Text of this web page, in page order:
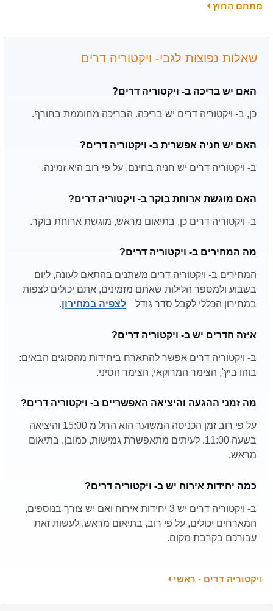
מתחם החוץ
שאלות נפוצות לגבי- ויקטוריה דרים
האם יש בריכה ב- ויקטוריה דרים?
כן, ב- ויקטוריה דרים יש בריכה. הבריכה מחוממת בחורף.
האם יש חניה אפשרית ב- ויקטוריה דרים?
ב- ויקטוריה דרים יש חניה בחינם, על פי רוב היא זמינה.
האם מוגשת ארוחת בוקר ב- ויקטוריה דרים?
ב- ויקטוריה דרים כן, בתיאום מראש, מוגשת ארוחת בוקר.
מה המחירים ב- ויקטוריה דרים?
המחירים ב- ויקטוריה דרים משתנים בהתאם לעונה, ליום
בשבוע ולמספר הלילות שאתם מזמינים, אתם יכולים לצפות
במחירון הכללי לקבל סדר גודל
לצפיה במחירון.
איזה חדרים יש ב- ויקטוריה דרים?
ב- ויקטוריה דרים אפשר להתארח ביחידות מהסוגים הבאים:
בוהו ביץ', הצימר המרוקאי, הצימר הסיני.
מה זמני ההגעה והיציאה האפשריים ב- ויקטוריה דרים?
על פי רוב זמן הכניסה המשוער הוא החל מ 15:00 והיציאה
בשעה 11:00. לעיתים מתאפשרת גמישות, כמובן, בתיאום
מראש.
כמה יחידות אירוח יש ב- ויקטוריה דרים?
ב- ויקטוריה דרים יש 3 יחידות אירוח ואם יש צורך בנוספים,
המארחים יכולים, על פי רוב, בתיאום מראש, לעשות זאת
עבורכם בקרבת מקום.
ויקטוריה דרים - ראשי